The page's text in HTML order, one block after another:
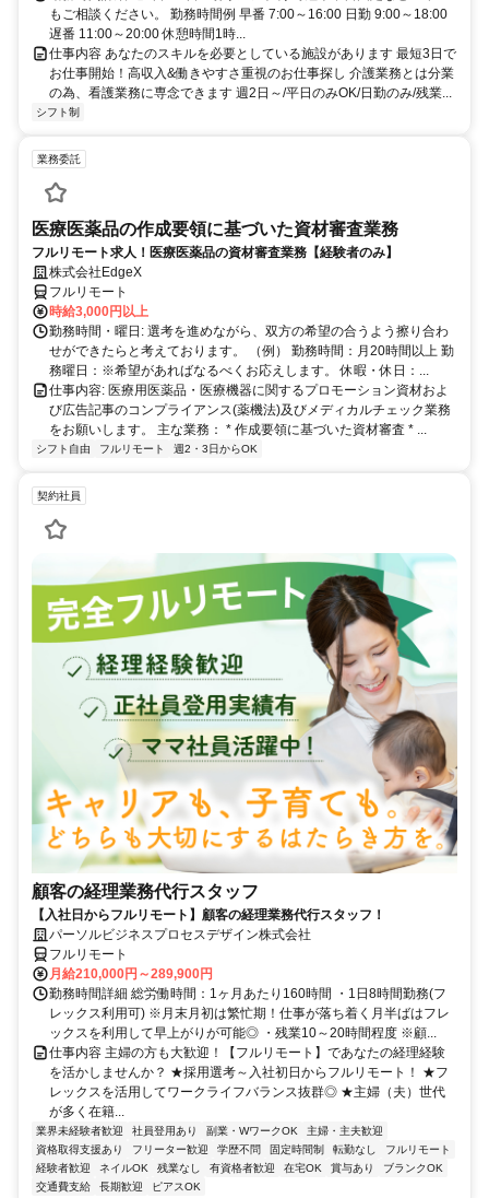
もご相談ください。 勤務時間例 早番 7:00～16:00 日勤 9:00～18:00
遅番 11:00～20:00 休憩時間1時...
仕事内容 あなたのスキルを必要としている施設があります 最短3日で
お仕事開始！高収入&働きやすさ重視のお仕事探し 介護業務とは分業
の為、看護業務に専念できます 週2日～/平日のみOK/日勤のみ/残業...
シフト制
業務委託
医療医薬品の作成要領に基づいた資材審査業務
フルリモート求人！医療医薬品の資材審査業務【経験者のみ】
株式会社EdgeX
フルリモート
時給3,000円以上
勤務時間・曜日: 選考を進めながら、双方の希望の合うよう擦り合わ
せができたらと考えております。 （例） 勤務時間：月20時間以上 勤
務曜日：※希望があればなるべくお応えします。 休暇・休日：...
仕事内容: 医療用医薬品・医療機器に関するプロモーション資材およ
び広告記事のコンプライアンス(薬機法)及びメディカルチェック業務
をお願いします。 主な業務： * 作成要領に基づいた資材審査 * ...
シフト自由 フルリモート 週2・3日からOK
契約社員
顧客の経理業務代行スタッフ
【入社日からフルリモート】顧客の経理業務代行スタッフ！
パーソルビジネスプロセスデザイン株式会社
フルリモート
月給210,000円～289,900円
勤務時間詳細 総労働時間：1ヶ月あたり160時間 ・1日8時間勤務(フ
レックス利用可) ※月末月初は繁忙期！仕事が落ち着く月半ばはフレ
ックスを利用して早上がりが可能◎ ・残業10～20時間程度 ※顧...
仕事内容 主婦の方も大歓迎！【フルリモート】であなたの経理経験
を活かしませんか？ ★採用選考～入社初日からフルリモート！ ★フ
レックスを活用してワークライフバランス抜群◎ ★主婦（夫）世代
が多く在籍...
業界未経験者歓迎 社員登用あり 副業・WワークOK
主婦・主夫歓迎
資格取得支援あり
フリーター歓迎 学歴不問 固定時間制 転勤なし
フルリモート
経験者歓迎
ネイルOK 残業なし 有資格者歓迎 在宅OK 賞与あり
ブランクOK
交通費支給
長期歓迎 ピアスOK